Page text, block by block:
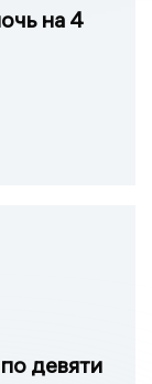
на 4
девяти